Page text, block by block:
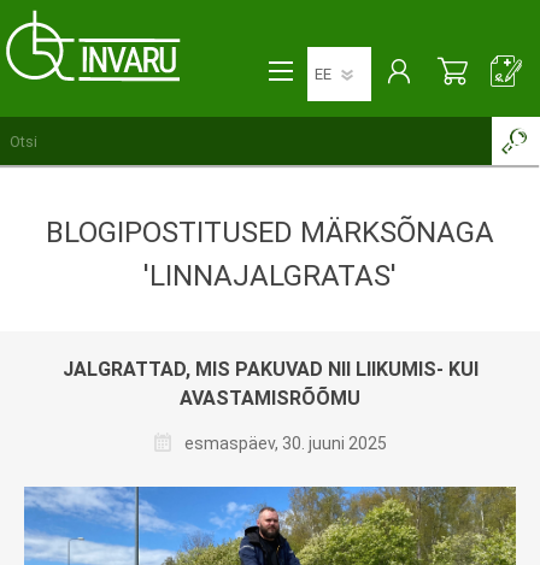
BLOGIPOSTITUSED MÄRKSÕNAGA
'LINNAJALGRATAS'
JALGRATTAD, MIS PAKUVAD NII LIIKUMIS- KUI
AVASTAMISRÕÕMU
esmaspäev, 30. juuni 2025